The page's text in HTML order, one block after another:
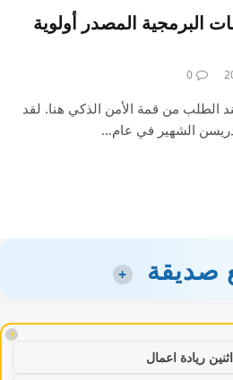
البرمجية المصدر أولوية
0
من قمة الأمن الذكي هنا. لقد
الشهير في عام…
صديقة +
!
ريادة اعمال